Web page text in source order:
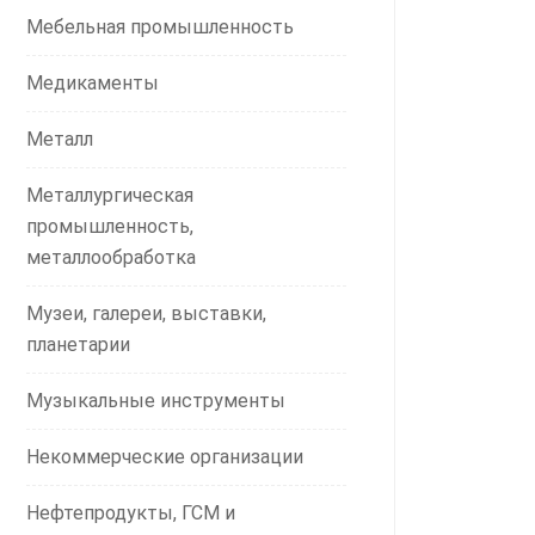
Мебельная промышленность
Медикаменты
Металл
Металлургическая
промышленность,
металлообработка
Музеи, галереи, выставки,
планетарии
Музыкальные инструменты
Некоммерческие организации
Нефтепродукты, ГСМ и